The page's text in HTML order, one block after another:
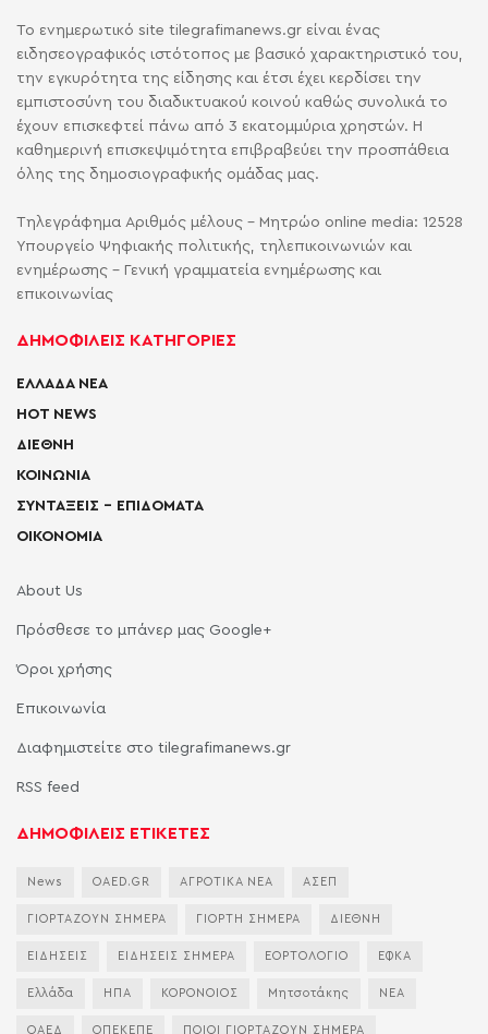
Το ενημερωτικό site tilegrafimanews.gr είναι ένας
ειδησεογραφικός ιστότοπος με βασικό χαρακτηριστικό του,
την εγκυρότητα της είδησης και έτσι έχει κερδίσει την
εμπιστοσύνη του διαδικτυακού κοινού καθώς συνολικά το
έχουν επισκεφτεί πάνω από 3 εκατομμύρια χρηστών. Η
καθημερινή επισκεψιμότητα επιβραβεύει την προσπάθεια
όλης της δημοσιογραφικής ομάδας μας.
Τηλεγράφημα Αριθμός μέλους - Μητρώο online media: 12528
Υπουργείο Ψηφιακής πολιτικής, τηλεπικοινωνιών και
ενημέρωσης - Γενική γραμματεία ενημέρωσης και
επικοινωνίας
ΔΗΜΟΦΙΛΕΙΣ ΚΑΤΗΓΟΡΙΕΣ
ΕΛΛΑΔΑ ΝΕΑ
HOT NEWS
ΔΙΕΘΝΗ
ΚΟΙΝΩΝΙΑ
ΣΥΝΤΑΞΕΙΣ – ΕΠΙΔΟΜΑΤΑ
ΟΙΚΟΝΟΜΙΑ
About Us
Πρόσθεσε το μπάνερ μας Google+
Όροι χρήσης
Επικοινωνία
Διαφημιστείτε στο tilegrafimanews.gr
RSS feed
ΔΗΜΟΦΙΛΕΙΣ ΕΤΙΚΕΤΕΣ
News OAED.GR ΑΓΡΟΤΙΚΑ ΝΕΑ ΑΣΕΠ
ΓΙΟΡΤΑΖΟΥΝ ΣΗΜΕΡΑ ΓΙΟΡΤΗ ΣΗΜΕΡΑ ΔΙΕΘΝΗ
ΕΙΔΗΣΕΙΣ ΕΙΔΗΣΕΙΣ ΣΗΜΕΡΑ ΕΟΡΤΟΛΟΓΙΟ ΕΦΚΑ
Ελλάδα ΗΠΑ ΚΟΡΟΝΟΙΟΣ Μητσοτάκης ΝΕΑ
ΟΑΕΔ ΟΠΕΚΕΠΕ ΠΟΙΟΙ ΓΙΟΡΤΑΖΟΥΝ ΣΗΜΕΡΑ